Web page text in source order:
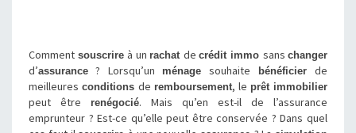
Comment souscrire à un rachat decrédit immo sanschanger
d’assurance ? Lorsqu’un ménagesouhaite bénéficierde
meilleures conditions de remboursement, le prêt immobilier
peut être renégocié. Mais qu’en est-il de l’assurance
emprunteur ? Est-ce qu’elle peut être conservée ? Dans quel